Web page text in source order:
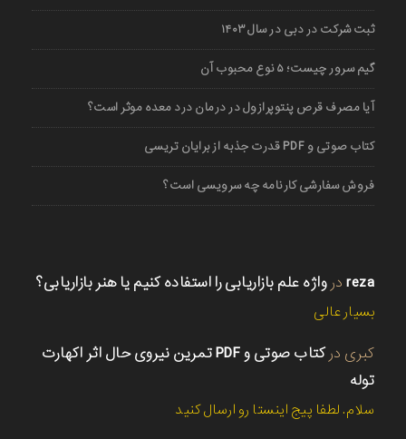
ثبت شرکت در دبی در سال ۱۴۰۳
گیم سرور چیست؛ ۵ نوع محبوب آن
آیا مصرف قرص پنتوپرازول در درمان درد معده موثر است؟
کتاب صوتی و PDF قدرت جذبه از برایان تریسی
فروش سفارشی کارنامه چه سرویسی است؟
reza در واژه علم بازاریابی را استفاده کنیم یا هنر بازاریابی؟
بسیار عالی
کبری در
کتاب صوتی و PDF تمرین نیروی حال اثر اکهارت
توله
سلام. لطفا پیج اینستا رو ارسال کنید